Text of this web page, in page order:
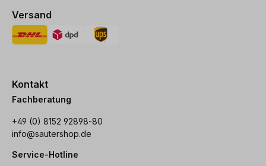
Versand
Kontakt
Fachberatung
+49 (0) 8152 92898-80
info@sautershop.de
Service-Hotline